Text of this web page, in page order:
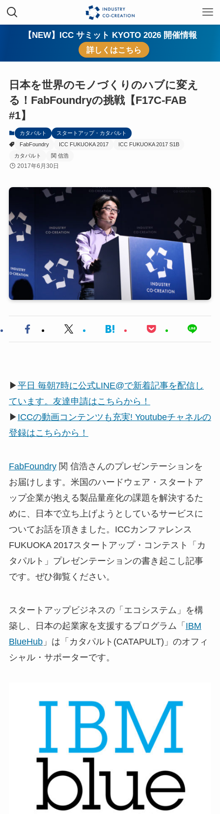
【NEW】ICC サミット KYOTO 2026 開催情報
詳しくはこちら
日本を世界のモノづくりのハブに変え
る！FabFoundryの挑戦【F17C-FAB
#1】
カタパルト
スタートアップ・カタパルト
FabFoundry
ICC FUKUOKA 2017
ICC FUKUOKA 2017 S1B
カタパルト
関 信浩
2017年6月30日
▶平日 毎朝7時に公式LINE@で新着記事を配信し
ています。友達申請はこちらから！
▶ ICCの動画コンテンツも充実! Youtubeチャネルの
登録はこちらから！
FabFoundry関 信浩さんのプレゼンテーションを
お届けします。米国のハードウェア・スタートア
ップ企業が抱える製品量産化の課題を解決するた
めに、日本で立ち上げようとしているサービスに
ついてお話を頂きました。ICCカンファレンス
FUKUOKA 2017スタートアップ・コンテスト「カ
タパルト」プレゼンテーションの書き起こし記事
です。ぜひ御覧ください。
スタートアップビジネスの「エコシステム」を構
築し、日本の起業家を支援するプログラム「 IBM
BlueHub」は「カタパルト(CATAPULT)」のオフィ
シャル・サポーターです。